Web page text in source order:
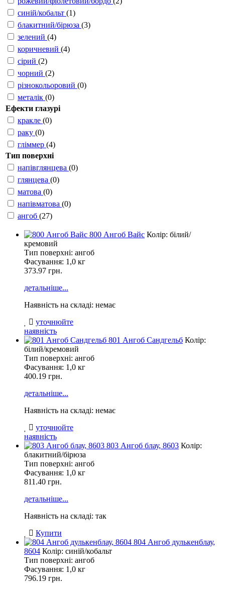
синій/кобальт (1)
блакитний/бірюза (3)
зелений (4)
коричневий (4)
сірий (2)
чорний (2)
різнокольоровий (0)
металік (0)
Ефекти глазурі
кракле (0)
раку (0)
гліммер (4)
Тип поверхні
напівглянцева (0)
глянцева (0)
матова (0)
напівматова (0)
ангоб (27)
800 Ангоб Вайс Колір: білий/
кремовий
Тип поверхні: ангоб
Фасування: 1,0 кг
373.97 грн.
детальніше...
Наявність на складі: немає
уточнюйте
наявність
801 Ангоб Сандгельб Колір:
білий/кремовий
Тип поверхні: ангоб
Фасування: 1,0 кг
400.19 грн.
детальніше...
Наявність на складі: немає
уточнюйте
наявність
803 Ангоб блау, 8603 Колір:
блакитний/бірюза
Тип поверхні: ангоб
Фасування: 1,0 кг
811.40 грн.
детальніше...
Наявність на складі: так
Купити
804 Ангоб дулькенблау,
8604 Колір: синій/кобальт
Тип поверхні: ангоб
Фасування: 1,0 кг
796.19 грн.